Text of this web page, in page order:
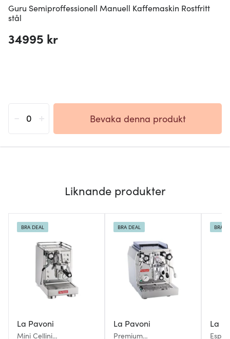
Guru Semiproffessionell Manuell Kaffemaskin Rostfritt
stål
34995 kr
Bevaka denna produkt
Liknande produkter
La Pavoni
Mini Cellini
BRA DEAL
La Pavoni
Premium
BRA DEAL
La
BRA